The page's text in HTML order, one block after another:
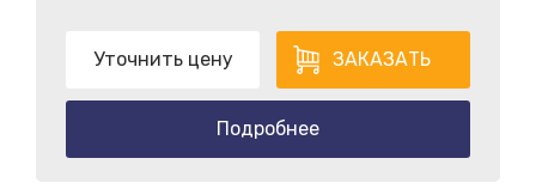
Уточнить цену ЗАКАЗАТЬ
Подробнее